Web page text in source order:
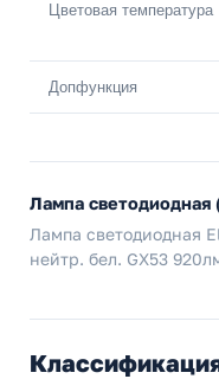
Цветовая температура
Допфункция
Лампа светодиодная
Лампа светодиодная
нейтр. бел. GX53